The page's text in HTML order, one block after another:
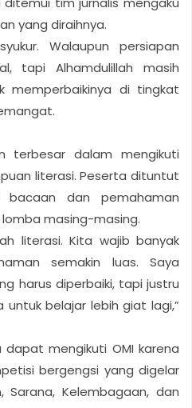
yang diraihnya.
Walaupun persiapan
tapi Alhamdulillah masih
memperbaikinya di tingkat
terbesar dalam mengikuti
literasi. Peserta dituntut
bacaan dan pemahaman
masing-masing.
literasi. Kita wajib banyak
semakin luas. Saya
harus diperbaiki, tapi justru
belajar lebih giat lagi,”
mengikuti OMI karena
bergengsi yang digelar
Sarana, Kelembagaan, dan